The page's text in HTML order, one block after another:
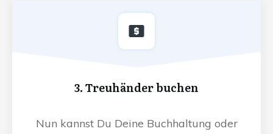
3. Treuhänder buchen
Nun kannst Du Deine Buchhaltung oder